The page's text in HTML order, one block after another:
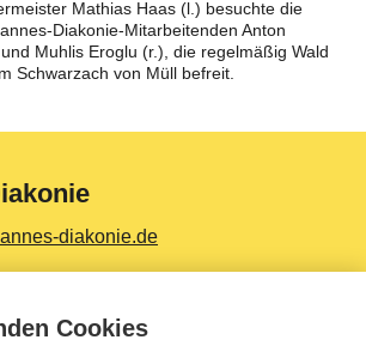
Mathias Haas (l.) besuchte die
Diakonie-Mitarbeitenden Anton
Muhlis Eroglu (r.), die regelmäßig Wald
Schwarzach von Müll befreit.
diakonie.de
0
Cookies